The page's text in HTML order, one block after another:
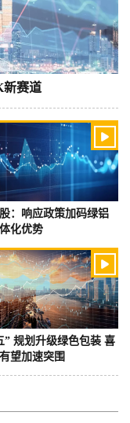
新赛道

：响应政策加码绿铝
化优势

” 规划升级绿色包装 喜
望加速突围